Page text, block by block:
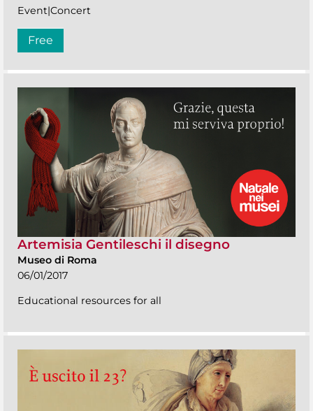
Event|Concert
Free
Artemisia Gentileschi il disegno
Museo di Roma
06/01/2017
Educational resources for all